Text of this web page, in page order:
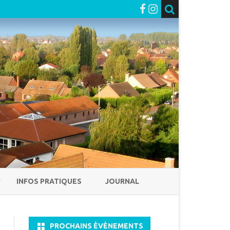
INFOS PRATIQUES JOURNAL
PROCHAINS ÉVÉNEMENTS